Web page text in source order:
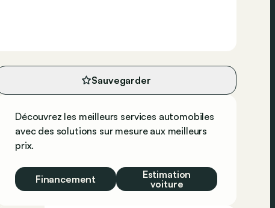
Sauvegarder
Découvrez les meilleurs services automobiles
avec des solutions sur mesure aux meilleurs
prix.
Financement
Estimation
voiture